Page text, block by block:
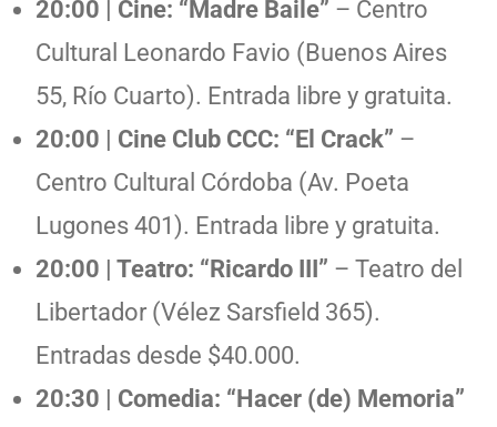
20:00 | Cine: “Madre Baile” – Centro
Cultural Leonardo Favio (Buenos Aires
55, Río Cuarto). Entrada libre y gratuita.
20:00 | Cine Club CCC: “El Crack” –
Centro Cultural Córdoba (Av. Poeta
Lugones 401). Entrada libre y gratuita.
20:00 | Teatro: “Ricardo III” – Teatro del
Libertador (Vélez Sarsfield 365).
Entradas desde $40.000.
20:30 | Comedia: “Hacer (de) Memoria”